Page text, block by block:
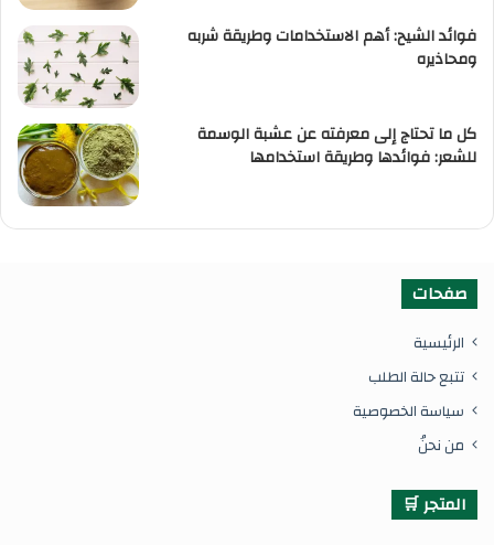
فوائد الشيح: أهم الاستخدامات وطريقة شربه
ومحاذيره
كل ما تحتاج إلى معرفته عن عشبة الوسمة
للشعر: فوائدها وطريقة استخدامها
صفحات
الرئيسية
تتبع حالة الطلب
سياسة الخصوصية
من نحنُ
المتجر 🛒